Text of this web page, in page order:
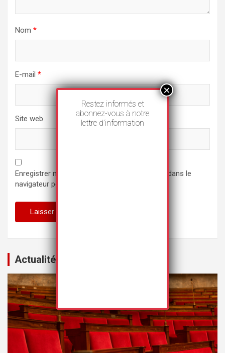
Nom *
E-mail *
Site web
Enregistrer mon nom, mon e-mail et mon site dans le
navigateur pour mon prochain commentaire.
Actualités
Restez informés et
abonnez-vous à notre
lettre d’information